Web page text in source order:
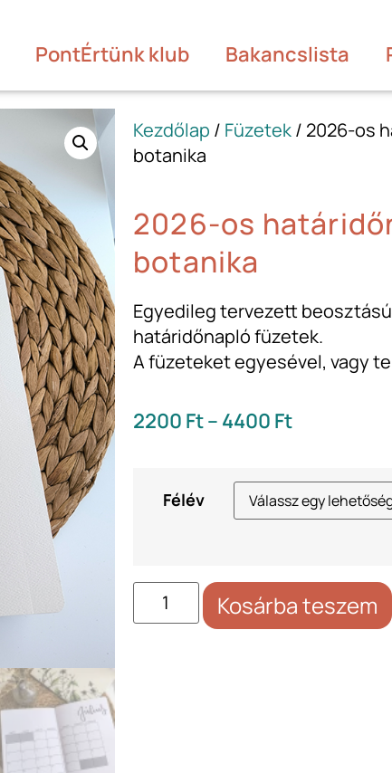
PontÉrtünk klub Bakancslista
Kezdőlap / Füzetek/ 2026-os
botanika
2026-os
botanika
Egyedileg tervezett
határidőnapló füzetek.
A füzeteket egyesével, vagy
2200 Ft– 4400 Ft
Félév
Kosárba teszem